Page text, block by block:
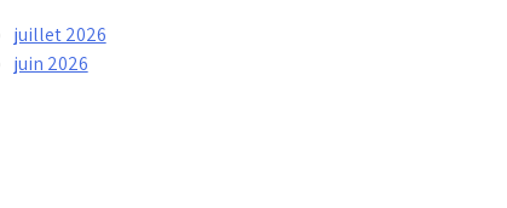
juillet 2026
juin 2026